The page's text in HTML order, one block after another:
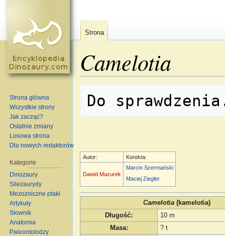
Camelotia
Autor: Korekta:
Dawid Mazurek
Marcin Szermański
Maciej Ziegler
Camelotia(kamelotia)
Długość:
10 m
Masa: ? t
Strona
Strona główna
Wszystkie strony
Jak zacząć?
Ostatnie zmiany
Losowa strona
Dla nowych redaktorów
Kategorie
Dinozaury
Silezaurydy
Mezozoiczne ptaki
Artykuły
Słownik
Anatomia
Paleontolodzy